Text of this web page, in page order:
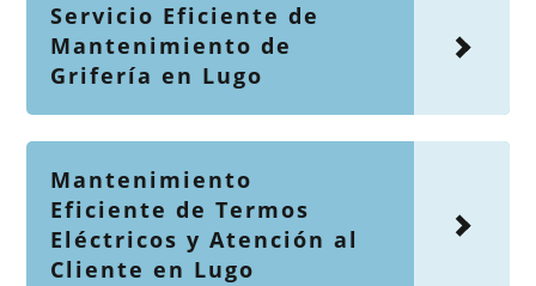
Servicio Eficiente de
Mantenimiento de
Grifería en Lugo
Mantenimiento
Eficiente de Termos
Eléctricos y Atención al
Cliente en Lugo